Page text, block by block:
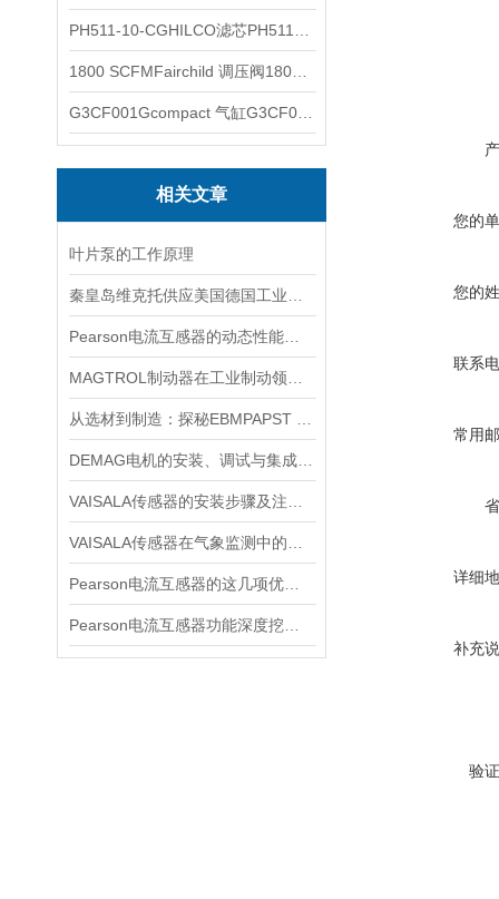
相关文章
叶片泵的工作原理
您的
您的
联系
常用
详细
补充
验